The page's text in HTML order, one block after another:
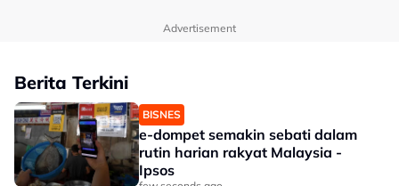
Advertisement
Berita Terkini
BISNES
e-dompet semakin sebati dalam
rutin harian rakyat Malaysia -
Ipsos